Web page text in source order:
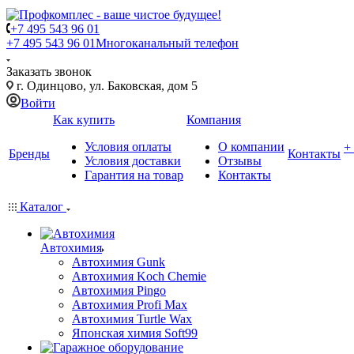
+7 495 543 96 01
+7 495 543 96 01Многоканальный телефон
Заказать звонок
г. Одинцово, ул. Баковская, дом 5
Войти
Бренды
Как купить
Условия оплаты
Условия доставки
Гарантия на товар
Компания
О компании
Отзывы
Контакты
Контакты
Каталог
Автохимия
Автохимия Gunk
Автохимия Koch Chemie
Автохимия Pingo
Автохимия Profi Max
Автохимия Turtle Wax
Японская химия Soft99